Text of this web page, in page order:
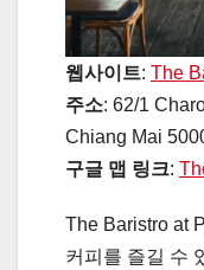
웹사이트: The
주소: 62/1
Chiang Mai
구글 맵 링크:
The Baristro at
커피를 즐길 수